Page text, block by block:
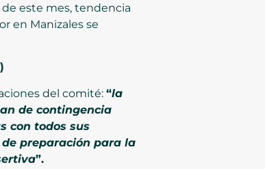
este mes, tendencia
en Manizales se
del comité: “la
de contingencia
con todos sus
preparación para la
”.